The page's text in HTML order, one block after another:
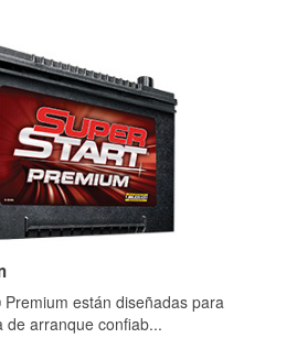
están diseñadas para
de arranque confiab...